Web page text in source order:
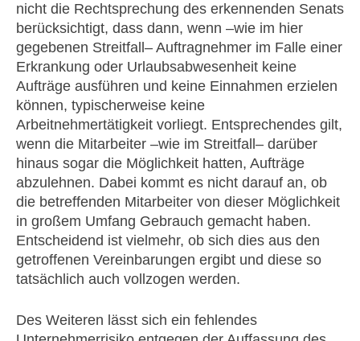
nicht die Rechtsprechung des erkennenden Senats
berücksichtigt, dass dann, wenn –wie im hier
gegebenen Streitfall– Auftragnehmer im Falle einer
Erkrankung oder Urlaubsabwesenheit keine
Aufträge ausführen und keine Einnahmen erzielen
können, typischerweise keine
Arbeitnehmertätigkeit vorliegt. Entsprechendes gilt,
wenn die Mitarbeiter –wie im Streitfall– darüber
hinaus sogar die Möglichkeit hatten, Aufträge
abzulehnen. Dabei kommt es nicht darauf an, ob
die betreffenden Mitarbeiter von dieser Möglichkeit
in großem Umfang Gebrauch gemacht haben.
Entscheidend ist vielmehr, ob sich dies aus den
getroffenen Vereinbarungen ergibt und diese so
tatsächlich auch vollzogen werden.
Des Weiteren lässt sich ein fehlendes